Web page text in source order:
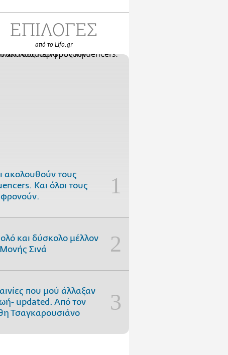
ΕΠΙΛΟΓΕΣ
από το Lifo.gr
ακολουθούν τους
Και όλοι τους
και δύσκολο μέλλον
Σινά
που μού άλλαξαν
updated. Aπό τον
Τσαγκαρουσιάνο